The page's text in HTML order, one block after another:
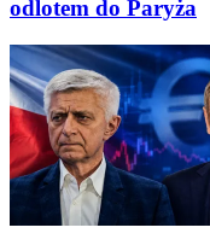
odlotem do Paryża